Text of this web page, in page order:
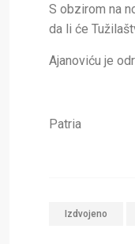
S obzirom na
da li će
Ajanoviću je
Patria
Izdvojeno